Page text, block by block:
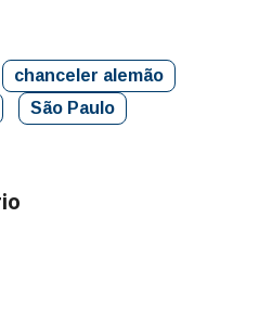
chanceler alemão
São Paulo